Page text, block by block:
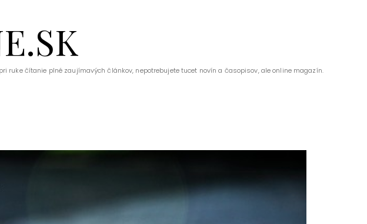
ruke čítanie plné zaujímavých článkov, nepotrebujete tucet novín a časopisov, ale online magazín.